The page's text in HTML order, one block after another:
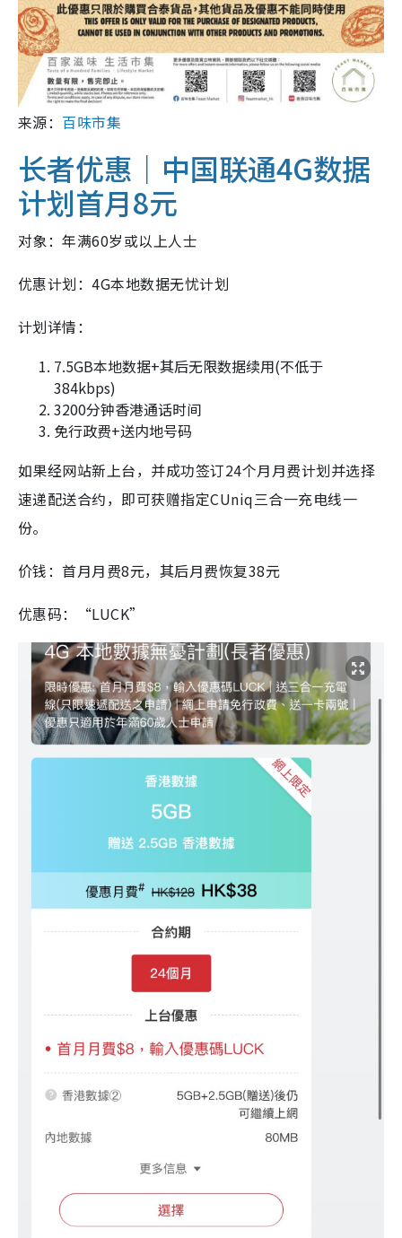
来源： 百味市集
长者优惠｜中国联通4G数据
计划首月8元
对象：年满60岁或以上人士
优惠计划：4G本地数据无忧计划
计划详情：
7.5GB本地数据+其后无限数据续用(不低于
384kbps)
3200分钟香港通话时间
免行政费+送内地号码
如果经网站新上台，并成功签订24个月月费计划并选择
速递配送合约，即可获赠指定CUniq三合一充电线一
份。
价钱：首月月费8元，其后月费恢复38元
优惠码：“LUCK”